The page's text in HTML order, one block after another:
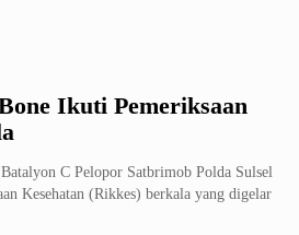
Ikuti Pemeriksaan
C Pelopor Satbrimob Polda Sulsel
Kesehatan (Rikkes) berkala yang digelar